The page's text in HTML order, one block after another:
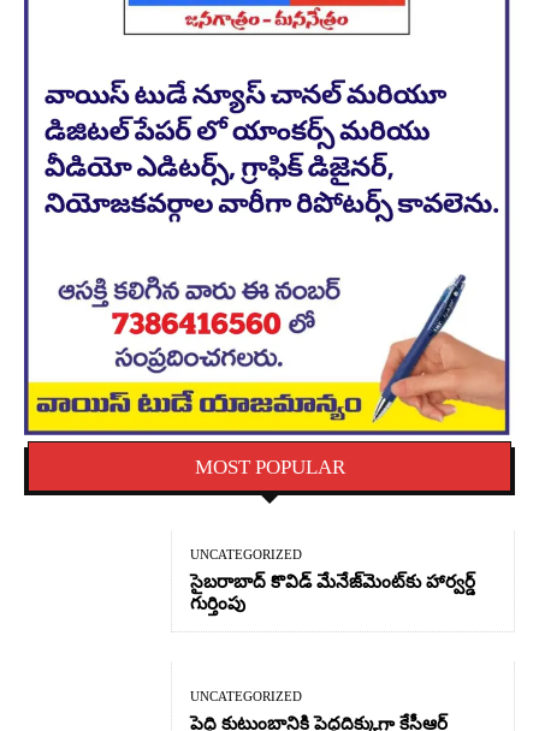
MOST POPULAR
UNCATEGORIZED
సైబరాబాద్‌ కొవిడ్‌ మేనేజ్‌మెంట్‌కు హార్వర్డ్‌
గుర్తింపు
UNCATEGORIZED
పెద్ది కుటుంబానికి పెద్దదిక్కుగా కేసీఆర్